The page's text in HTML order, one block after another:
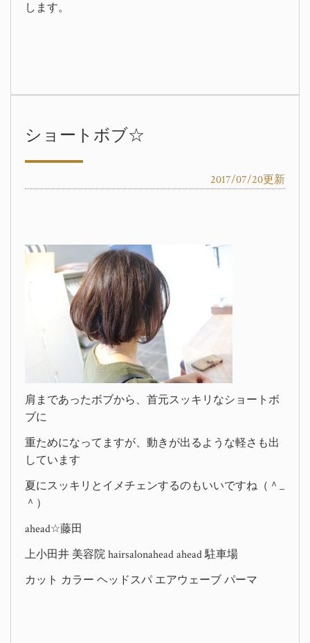
します。
ショートボブ☆
2017/07/20更新
肩まであったボブから、首元スッキリなショートボ
ブに
重ためになってますが、動きが出るような軽さも出
しています
夏にスッキリとイメチェンするのもいいですね（＾_
＾）
ahead☆藤田
上小田井 美容院 hairsalonahead ahead 駐車場
カット カラー ヘッドスパ エアウェーブ パーマ